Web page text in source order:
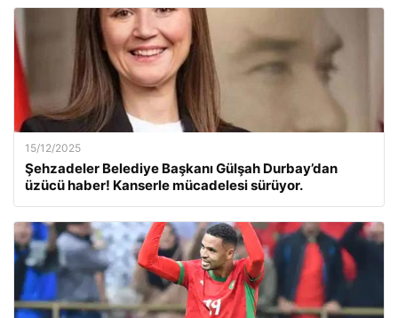
15/12/2025
Şehzadeler Belediye Başkanı Gülşah Durbay’dan
üzücü haber! Kanserle mücadelesi sürüyor.